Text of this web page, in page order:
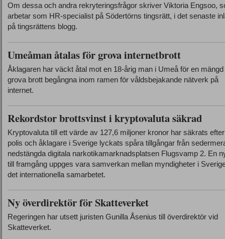
Om dessa och andra rekryteringsfrågor skriver Viktoria Engsoo,
arbetar som HR-specialist på Södertörns tingsrätt, i det senaste
på tingsrättens blogg.
Umeåman åtalas för grova internetbrott
Åklagaren har väckt åtal mot en 18-årig man i Umeå för en mängd
grova brott begångna inom ramen för våldsbejakande nätverk på
internet.
Rekordstor brottsvinst i kryptovaluta säkrad
Kryptovaluta till ett värde av 127,6 miljoner kronor har säkrats
polis och åklagare i Sverige lyckats spåra tillgångar från
nedstängda digitala narkotikamarknadsplatsen Flugsvamp 2. En
till framgång uppges vara samverkan mellan myndigheter i
det internationella samarbetet.
Ny överdirektör för Skatteverket
Regeringen har utsett juristen Gunilla Åsenius till överdirektör vid
Skatteverket.